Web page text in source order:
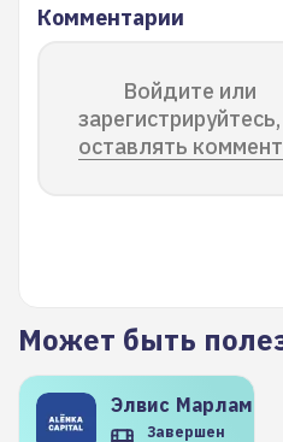
Комментарии
Войдите или
оставлять
Может быть
Элвис Марламов
Завершен